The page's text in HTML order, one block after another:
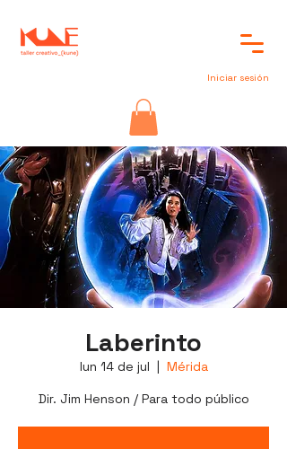
Iniciar sesión
Laberinto
lun 14 de jul
  |
Mérida
Dir. Jim Henson / Para todo público